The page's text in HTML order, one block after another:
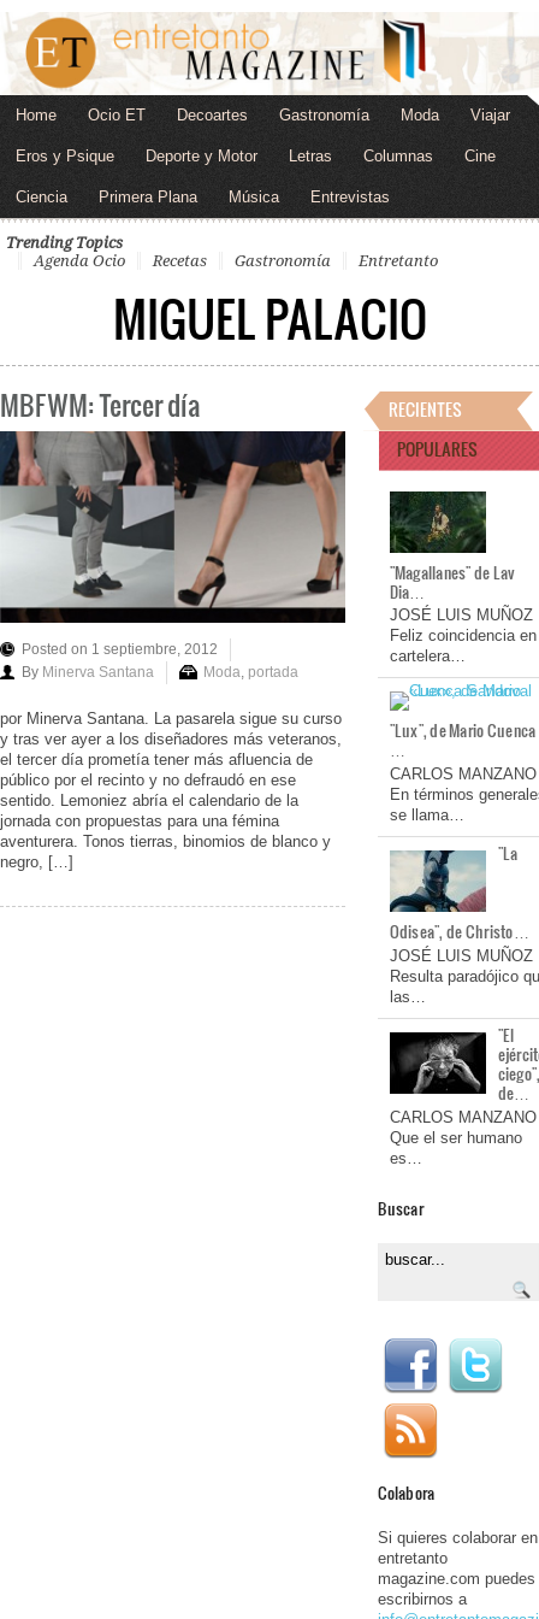
Home Ocio ET Decoartes Gastronomía Moda Viajar
Eros y Psique Deporte y Motor Letras Columnas Cine
Ciencia Primera Plana Música Entrevistas
Trending Topics
Agenda Ocio
Recetas Gastronomía Entretanto
MIGUEL PALACIO
MBFWM: Tercer día
Posted on 1 septiembre, 2012
By Minerva Santana Moda, portada
por Minerva Santana. La pasarela sigue su curso
y tras ver ayer a los diseñadores más veteranos,
el tercer día prometía tener más afluencia de
público por el recinto y no defraudó en ese
sentido. Lemoniez abría el calendario de la
jornada con propuestas para una fémina
aventurera. Tonos tierras, binomios de blanco y
negro, […]
RECIENTES
POPULARES
"Magallanes" de Lav
Dia…
JOSÉ LUIS MUÑOZ
Feliz coincidencia en
cartelera…
"Lux", de Mario Cuenca
…
CARLOS MANZANO
En términos
se llama…
"La
Odisea", de Christo…
JOSÉ LUIS MUÑOZ
Resulta paradójico
las…
"El
de…
CARLOS MANZANO
Que el ser humano
es…
Buscar
Colabora
Si quieres colaborar en
entretanto
magazine.com puedes
escribirnos a